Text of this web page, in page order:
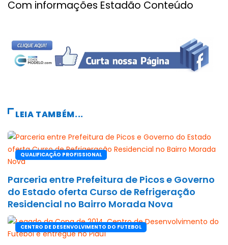
Com informações Estadão Conteúdo
LEIA TAMBÉM...
QUALIFICAÇÃO PROFISSIONAL
Parceria entre Prefeitura de Picos e Governo
do Estado oferta Curso de Refrigeração
Residencial no Bairro Morada Nova
CENTRO DE DESENVOLVIMENTO DO FUTEBOL